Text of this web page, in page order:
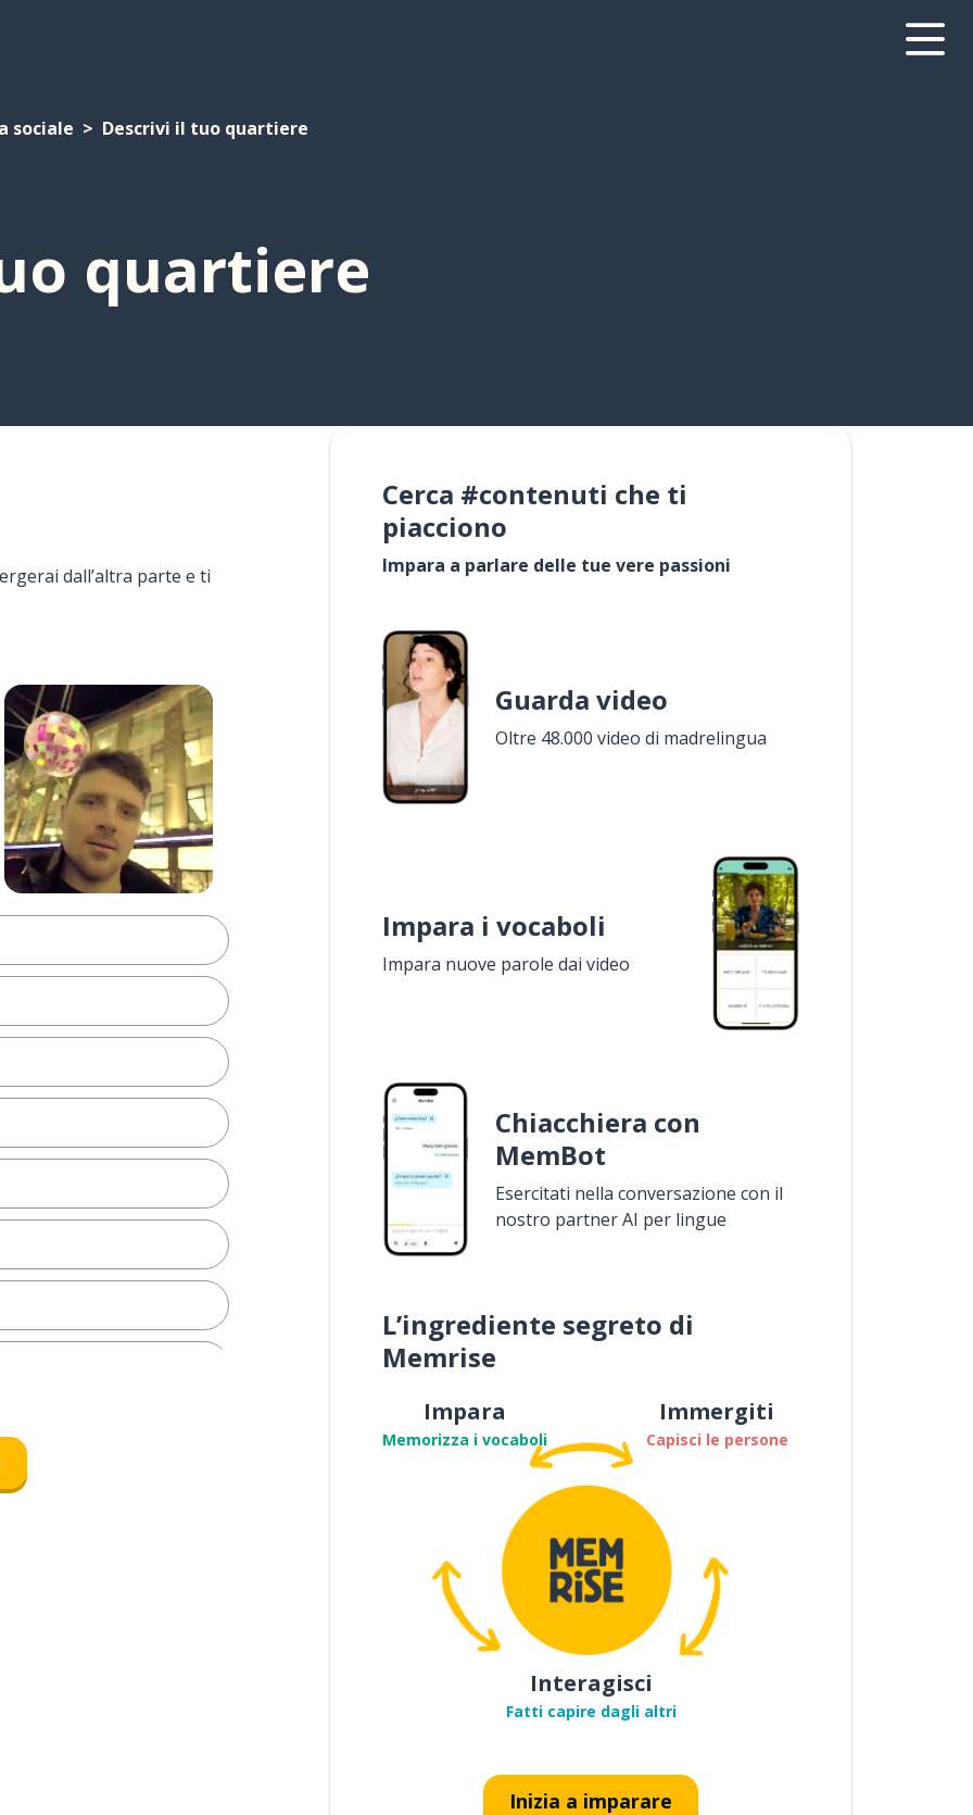
sociale Descrivi il tuo quartiere
quartiere
dall’altra parte e ti
Cerca #contenuti che ti
piacciono
Impara a parlare delle tue vere passioni
Guarda video
Oltre 48.000 video di madrelingua
Impara i vocaboli
Impara nuove parole dai video
Chiacchiera con
MemBot
Esercitati nella conversazione con il
nostro partner AI per lingue
L’ingrediente segreto di
Memrise
Impara
Memorizza i vocaboli
Immergiti
Capisci le persone
Interagisci
Fatti capire dagli altri
Inizia a imparare